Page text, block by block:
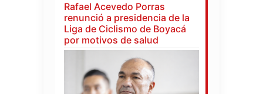
Rafael Acevedo Porras
renunció a presidencia de la
Liga de Ciclismo de Boyacá
por motivos de salud